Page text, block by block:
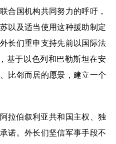
合国机构共同努力的呼吁，
以及适当使用这种援助制定
长们重申支持先前以国际法
基于以色列和巴勒斯坦在安
比邻而居的愿景，建立一个
拉伯叙利亚共和国主权、独
诺。外长们坚信军事手段不